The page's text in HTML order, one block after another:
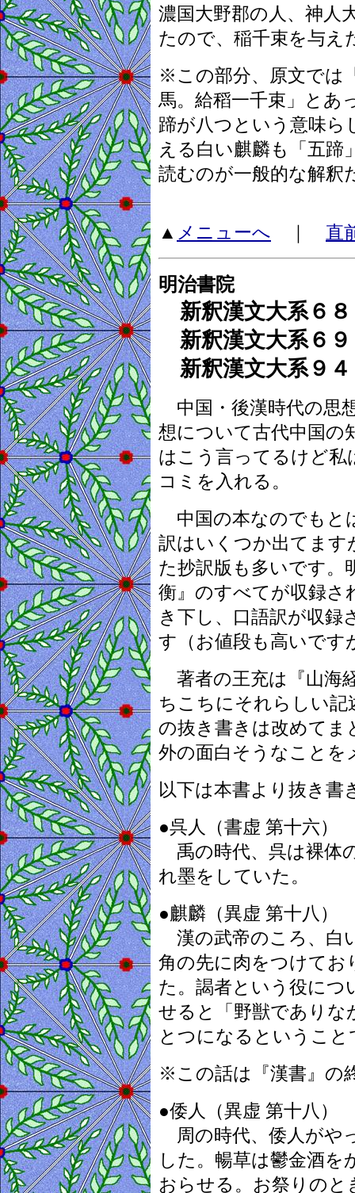
濃国大野郡の人、神人
たので、稲千束を与え
※この部分、原文では
馬。給稻一千束」とあ
蹄が八つという意味ら
える白い麒麟も「五蹄
読むのが一般的な解釈
▲ メニューへ ｜ 直
明治書院
新釈漢文大系６８
新釈漢文大系６９
新釈漢文大系９４
中国・後漢時代の思
想について古代中国の
はこう言ってるけど
コミを入れる。
中国の本なのでもと
訳はいくつか出てます
た抄訳版も多いです
衡』のすべてが収録さ
き下し、口語訳が収録
す（お値段も高いです
著者の王充は『山海
ちこちにそれらしい記
の抜き書きは改めて
外の面白そうなことを
以下は本書より抜き書
●呉人（書虚 第十六）
禹の時代、呉は裸体
れ墨をしていた。
●麒麟（異虚 第十八）
漢の武帝のころ、白
角の先に肉をつけてお
た。謁者という役につ
せると「野獣でありな
とつになるというこ
※この話は『漢書』の
●倭人（異虚 第十八）
周の時代、倭人がや
した。暢草は鬱金酒
おらせる。お祭りの